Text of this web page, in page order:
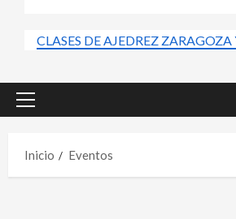
CLASES DE AJEDREZ
Menú
Inicio
Eventos